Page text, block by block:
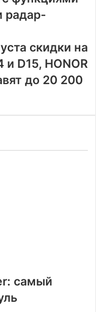
радар-
скидки на
D15, HONOR
до 20 200
самый